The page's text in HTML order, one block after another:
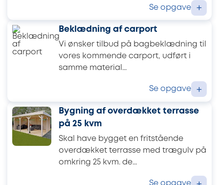
Se opgave +
Beklædning af carport
Vi ønsker tilbud på bagbeklædning til
vores kommende carport, udført i
samme material...
Se opgave +
Bygning af overdækket terrasse
på 25 kvm
Skal have bygget en fritstående
overdækket terrasse med trægulv på
omkring 25 kvm. de...
Se opgave